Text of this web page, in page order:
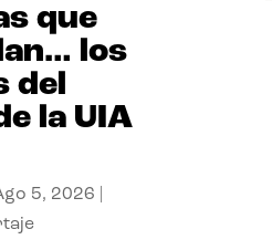
que
los
del
la UIA
5, 2026